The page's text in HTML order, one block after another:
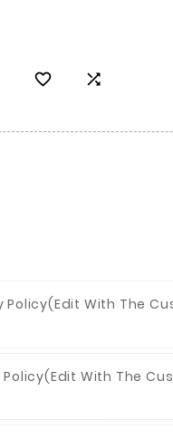
 
Policy(edit With The
Policy(edit With The